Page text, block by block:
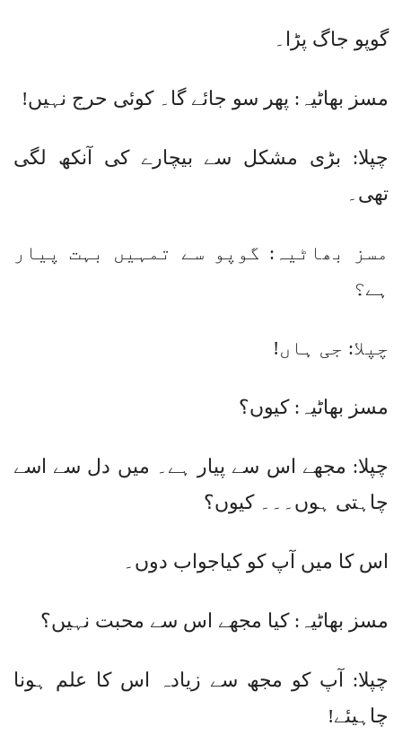
گوپو جاگ پڑا۔
مسز بھاٹیہ: پھر سو جائے گا۔ کوئی حرج نہیں!
چپلا: بڑی مشکل سے بیچارے کی آنکھ لگی
تھی۔
مسز بھاٹیہ: گوپو سے تمہیں بہت پیار
ہے؟
چپلا: جی ہاں!
مسز بھاٹیہ: کیوں؟
چپلا: مجھے اس سے پیار ہے۔ میں دل سے اسے
چاہتی ہوں۔۔۔ کیوں؟
اس کا میں آپ کو کیاجواب دوں۔
مسز بھاٹیہ: کیا مجھے اس سے محبت نہیں؟
چپلا: آپ کو مجھ سے زیادہ اس کا علم ہونا
چاہیئے!